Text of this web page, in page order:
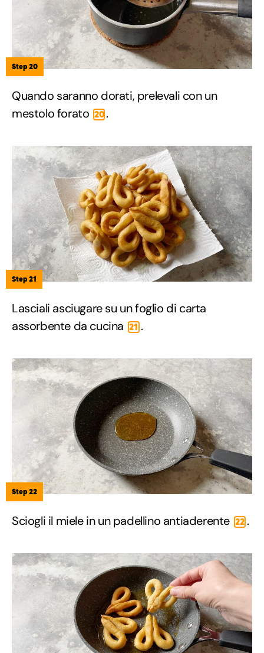
Step 20
Quando saranno dorati, prelevali con un
mestolo forato 20 .
Step 21
Lasciali asciugare su un foglio di carta
assorbente da cucina 21 .
Step 22
Sciogli il miele in un padellino antiaderente 22 .